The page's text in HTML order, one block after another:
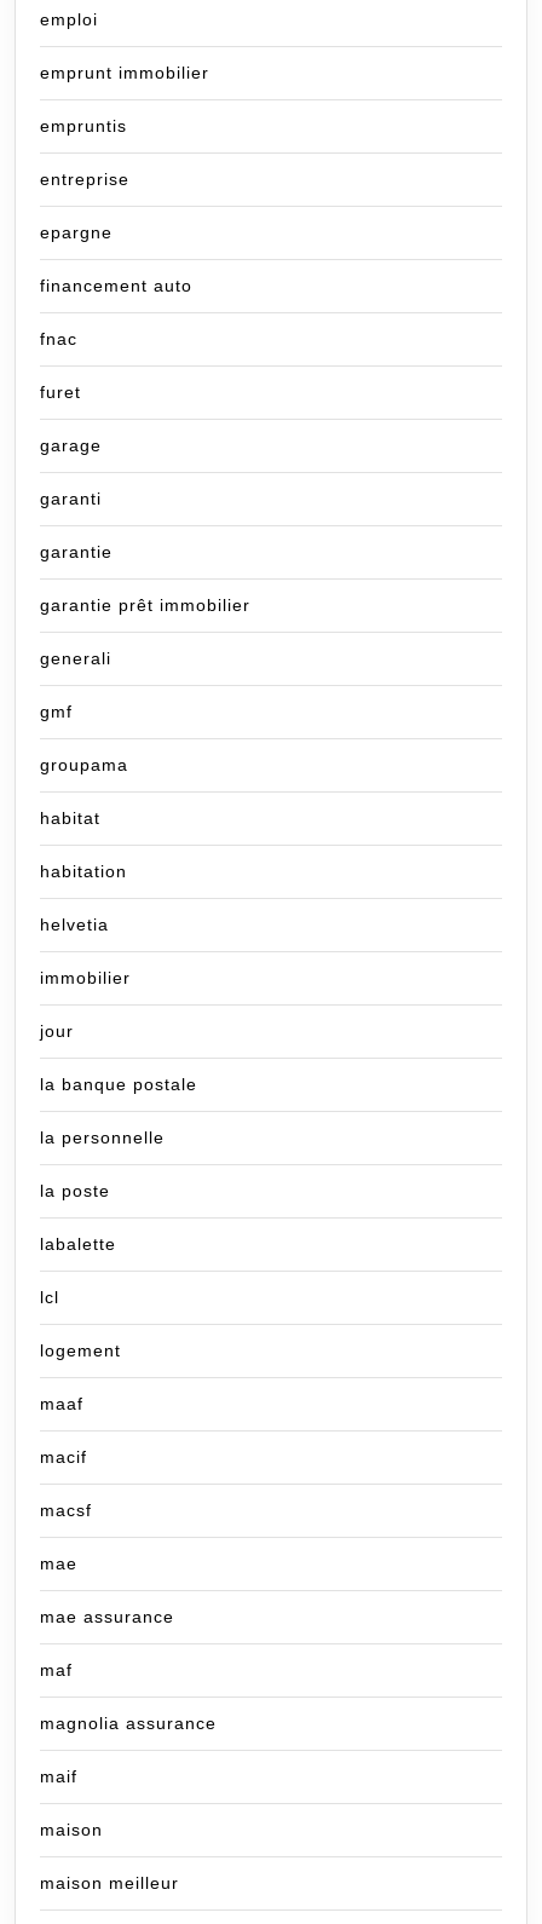
emploi
emprunt immobilier
empruntis
entreprise
epargne
financement auto
fnac
furet
garage
garanti
garantie
garantie prêt immobilier
generali
gmf
groupama
habitat
habitation
helvetia
immobilier
jour
la banque postale
la personnelle
la poste
labalette
lcl
logement
maaf
macif
macsf
mae
mae assurance
maf
magnolia assurance
maif
maison
maison meilleur